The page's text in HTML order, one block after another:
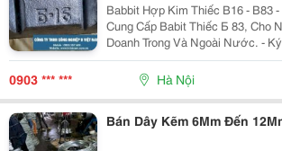
Babbit Hợp Kim Thiếc B16 - B83 - Công Ty H Viêt Nam
Cung Cấp Babit Thiếc Б 83, Cho
Doanh Trong Và Ngoài Nước. - Ký Hiệu Của Mỹ Theo
Chuẩn Uns Là Uns L13820,Ký
Là Б83 Trong Đó Có 83%Sn, Còn
0903 *** *** Hà Nội
Bán Dây Kẽm 6Mm Đến